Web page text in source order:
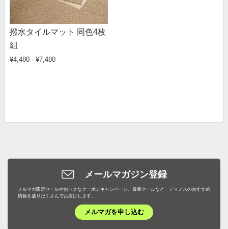
撥水タイルマット 同色4枚
組
¥4,480 - ¥7,480
メールマガジン登録
メルマガ限定セールやおトクなクーポンキャンペーン、最新セールなど、ディノスのおすすめ
情報を盛りだくさんでお届けします。
メルマガを申し込む